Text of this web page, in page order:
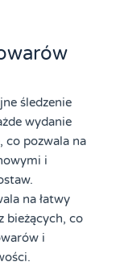
śledzenie
wydanie
co pozwala na
i
na łatwy
bieżących, co
i